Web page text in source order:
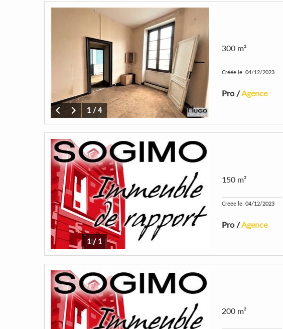
1 /4
300 m²
Créée le: 04/12/2023
Pro /Agence
1/ 1
150 m²
Créée le: 04/12/2023
Pro /Agence
200 m²